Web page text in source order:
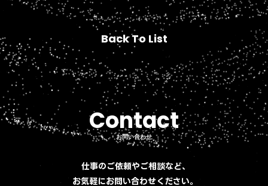
Back To List
Back To List
Contact
Contact
お問い合わせ
お問い合わせ
仕事のご依頼やご相談など、
お気軽にお問い合わせください。